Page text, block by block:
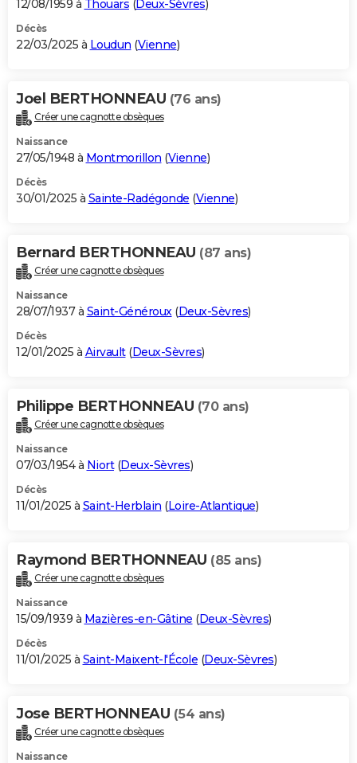
12/08/1959 à Thouars (Deux-Sèvres)
Décès
22/03/2025 à Loudun (Vienne)
Joel BERTHONNEAU (76 ans)
Créer une cagnotte obsèques
Naissance
27/05/1948 à Montmorillon (Vienne)
Décès
30/01/2025 à Sainte-Radégonde (Vienne)
Bernard BERTHONNEAU (87 ans)
Créer une cagnotte obsèques
Naissance
28/07/1937 à Saint-Généroux(Deux-Sèvres)
Décès
12/01/2025 à Airvault(Deux-Sèvres)
Philippe BERTHONNEAU (70 ans)
Créer une cagnotte obsèques
Naissance
07/03/1954 à Niort(Deux-Sèvres)
Décès
11/01/2025 à Saint-Herblain (Loire-Atlantique)
Raymond BERTHONNEAU (85 ans)
Créer une cagnotte obsèques
Naissance
15/09/1939 à Mazières-en-Gâtine (Deux-Sèvres)
Décès
11/01/2025 à Saint-Maixent-l'École (Deux-Sèvres)
Jose BERTHONNEAU (54 ans)
Créer une cagnotte obsèques
Naissance